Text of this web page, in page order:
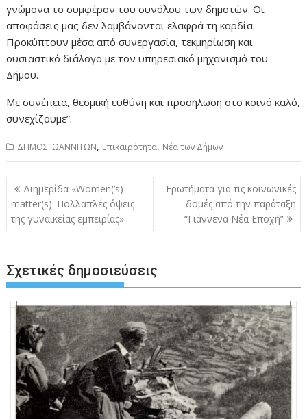
γνώμονα το συμφέρον του συνόλου των δημοτών. Οι
αποφάσεις μας δεν λαμβάνονται ελαφρά τη καρδία.
Προκύπτουν μέσα από συνεργασία, τεκμηρίωση και
ουσιαστικό διάλογο με τον υπηρεσιακό μηχανισμό του
Δήμου.
Με συνέπεια, θεσμική ευθύνη και προσήλωση στο κοινό καλό,
συνεχίζουμε”.
ΔΗΜΟΣ ΙΩΑΝΝΙΤΩΝ, Επικαιρότητα, Νέα των Δήμων
Πλοήγηση
άρθρων
Διημερίδα «Women(’s)
matter(s): Πολλαπλές όψεις
της γυναικείας εμπειρίας»
Ερωτήματα για τις κοινωνικές
δομές από την παράταξη
“Γιάννενα Νέα Εποχή”
Σχετικές δημοσιεύσεις